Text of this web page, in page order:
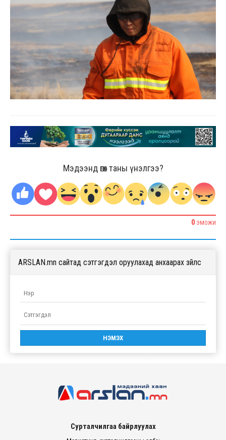
Мэдээнд өгөх таны үнэлгээ?
0 ЭМОЖИ
ARSLAN.mn сайтад сэтгэгдэл оруулахад анхаарах зүйлс
Сурталчилгаа байрлуулах